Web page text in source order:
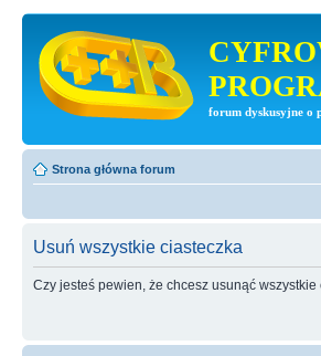
forum dyskusyjne o
Strona główna forum
Usuń wszystkie ciasteczka
Czy jesteś pewien, że chcesz usunąć wszystkie